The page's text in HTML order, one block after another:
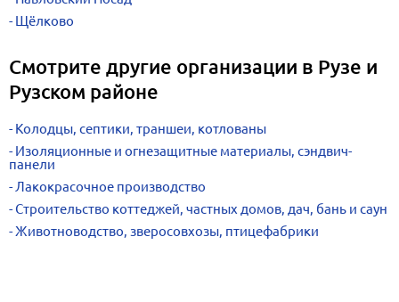
Щёлково
Смотрите другие организации в Рузе и
Рузском районе
Колодцы, септики, траншеи, котлованы
Изоляционные и огнезащитные материалы, сэндвич-
панели
Лакокрасочное производство
Строительство коттеджей, частных домов, дач, бань и саун
Животноводство, зверосовхозы, птицефабрики